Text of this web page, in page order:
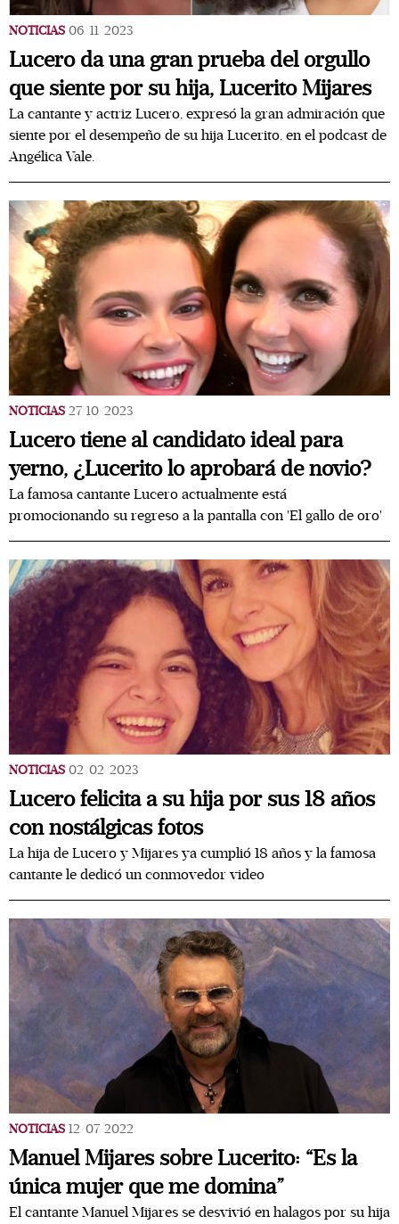
NOTICIAS 06/11/2023
Lucero da una gran prueba del orgullo
que siente por su hija, Lucerito Mijares
La cantante y actriz Lucero, expresó la gran admiración que
siente por el desempeño de su hija Lucerito, en el podcast de
Angélica Vale.
NOTICIAS 27/10/2023
Lucero tiene al candidato ideal para
yerno, ¿Lucerito lo aprobará de novio?
La famosa cantante Lucero actualmente está
promocionando su regreso a la pantalla con 'El gallo de oro'
NOTICIAS 02/02/2023
Lucero felicita a su hija por sus 18 años
con nostálgicas fotos
La hija de Lucero y Mijares ya cumplió 18 años y la famosa
cantante le dedicó un conmovedor video
NOTICIAS 12/07/2022
Manuel Mijares sobre Lucerito: “Es la
única mujer que me domina”
El cantante Manuel Mijares se desvivió en halagos por su hija